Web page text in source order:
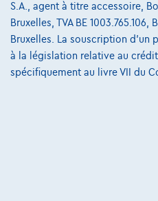
S.A., agent à titre accessoire,
Bruxelles, TVA BE 1003.765.106,
Bruxelles. La souscription d'un
à la législation relative au
spécifiquement au livre VII du